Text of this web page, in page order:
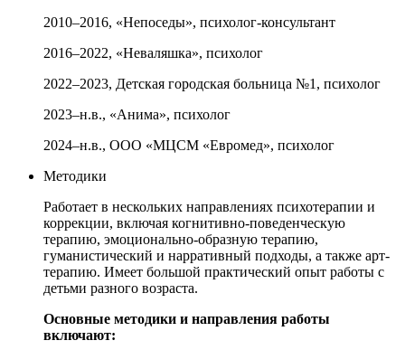
2010–2016, «Непоседы», психолог-консультант
2016–2022, «Неваляшка», психолог
2022–2023, Детская городская больница №1, психолог
2023–н.в., «Анима», психолог
2024–н.в., ООО «МЦСМ «Евромед», психолог
Методики
Работает в нескольких направлениях психотерапии и
коррекции, включая когнитивно-поведенческую
терапию, эмоционально-образную терапию,
гуманистический и нарративный подходы, а также арт-
терапию. Имеет большой практический опыт работы с
детьми разного возраста.
Основные методики и направления работы
включают: